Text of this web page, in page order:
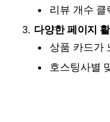
리뷰 개수 클
다양한 페이지
상품 카드가
호스팅사별